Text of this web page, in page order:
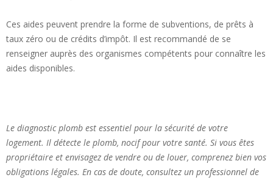
Ces aides peuvent prendre la forme de subventions, de prêts à
taux zéro ou de crédits d’impôt. Il est recommandé de se
renseigner auprès des organismes compétents pour connaître les
aides disponibles.
Le diagnostic plomb est essentiel pour la sécurité de votre
logement. Il détecte le plomb, nocif pour votre santé. Si vous êtes
propriétaire et envisagez de vendre ou de louer, comprenez bien vos
obligations légales. En cas de doute, consultez un professionnel de